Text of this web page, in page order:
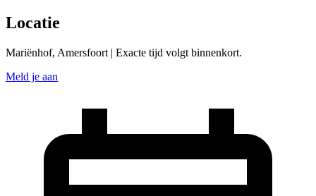
Locatie
Mariënhof, Amersfoort | Exacte tijd volgt binnenkort.
Meld je aan